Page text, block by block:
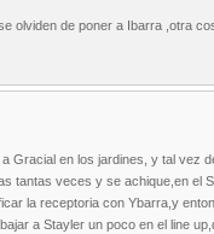
olviden de poner a Ibarra ,otra
en los jardines, y tal vez
tantas veces y se achique,en el
la receptoria con Ybarra,y
a Stayler un poco en el line